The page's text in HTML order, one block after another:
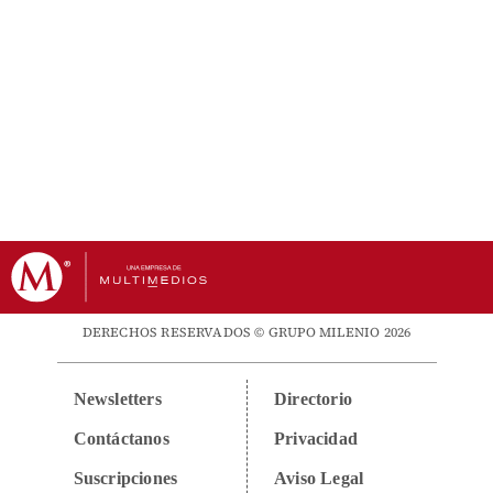
DERECHOS RESERVADOS © GRUPO MILENIO 2026
Newsletters
Contáctanos
Suscripciones
Directorio
Privacidad
Aviso Legal